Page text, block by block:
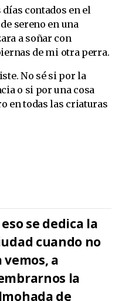
contados en el
sereno en una
a soñar con
de mi otra perra.
No sé si por la
o si por una cosa
en todas las criaturas
se dedica la
cuando no
vemos, a
la
de